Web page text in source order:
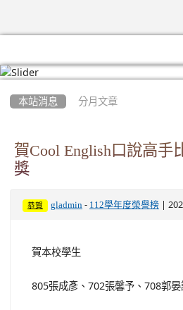
本站消息 分月文章
賀Cool English口說高手
獎
恭賀 gladmin - 112學年度榮譽榜 |
賀本校學生
805張成彥、702張馨予、708郭